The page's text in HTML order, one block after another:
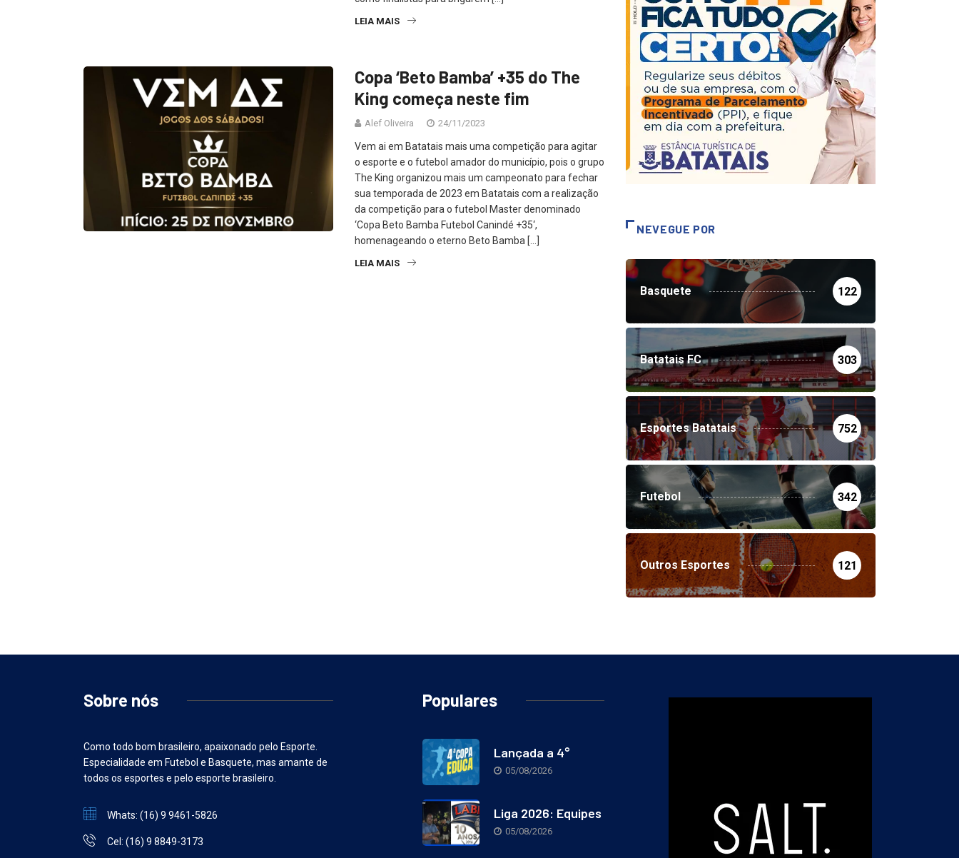
LEIA MAIS
Copa ‘Beto Bamba’ +35 do The
King começa neste fim
Alef Oliveira 24/11/2023
Vem ai em Batatais mais uma competição para agitar
o esporte e o futebol amador do município, pois o grupo
The King organizou mais um campeonato para fechar
sua temporada de 2023 em Batatais com a realização
da competição para o futebol Master denominado
‘Copa Beto Bamba Futebol Canindé +35‘,
homenageando o eterno Beto Bamba […]
LEIA MAIS
NEVEGUE POR
Basquete 122
Batatais FC 303
Esportes Batatais 752
Futebol 342
Outros Esportes 121
Sobre nós
Como todo bom brasileiro, apaixonado pelo Esporte.
Especialidade em Futebol e Basquete, mas amante de
todos os esportes e pelo esporte brasileiro.
Whats: (16) 9 9461-5826
Cel: (16) 9 8849-3173
Populares
Lançada a 4°
05/08/2026
Liga 2026: Equipes
05/08/2026